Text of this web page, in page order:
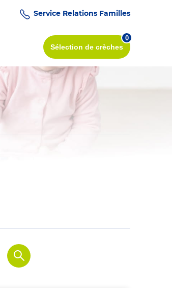
Service Relations Familles
Sélection de crèches
0
Apply